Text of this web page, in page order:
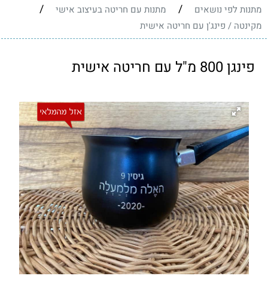
מתנות לפי נושאים / מתנות עם חריטה בעיצוב אישי /
מקינטה / פינג'ן עם חריטה אישית
פינגן 800 מ"ל עם חריטה אישית